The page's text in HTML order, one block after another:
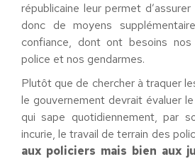
républicaine leur permet d’assurer
donc de moyens
confiance, dont ont besoins
police et nos gendarmes.
Plutôt que de chercher à traquer
le gouvernement devrait évaluer
qui sape quotidiennement, par
incurie, le travail de terrain des
aux policiers mais bien aux